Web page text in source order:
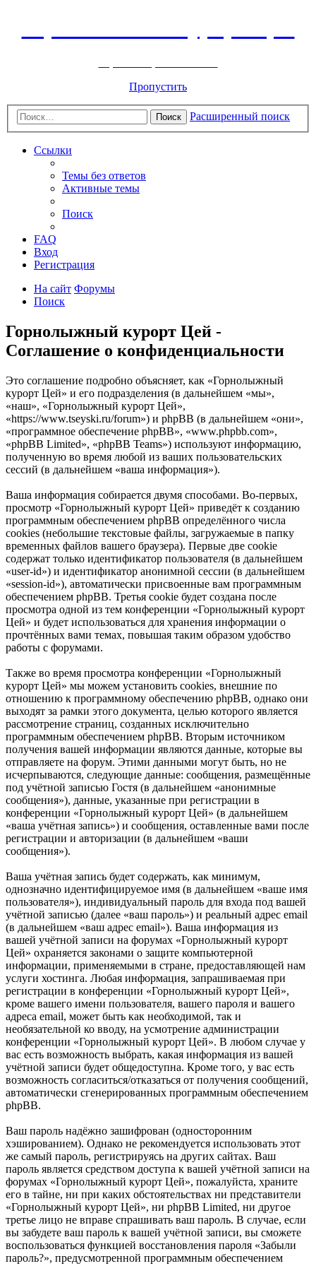
Пропустить
Поиск Расширенный поиск
Ссылки
Темы без ответов
Активные темы
Поиск
FAQ
Вход
Регистрация
На сайт Форумы
Поиск
Горнолыжный курорт Цей -
Соглашение о конфиденциальности
Это соглашение подробно объясняет, как «Горнолыжный
курорт Цей» и его подразделения (в дальнейшем «мы»,
«наш», «Горнолыжный курорт Цей»,
«https://www.tseyski.ru/forum») и phpBB (в дальнейшем «они»,
«программное обеспечение phpBB», «www.phpbb.com»,
«phpBB Limited», «phpBB Teams») используют информацию,
полученную во время любой из ваших пользовательских
сессий (в дальнейшем «ваша информация»).
Ваша информация собирается двумя способами. Во-первых,
просмотр «Горнолыжный курорт Цей» приведёт к созданию
программным обеспечением phpBB определённого числа
cookies (небольшие текстовые файлы, загружаемые в папку
временных файлов вашего браузера). Первые две cookie
содержат только идентификатор пользователя (в дальнейшем
«user-id») и идентификатор анонимной сессии (в дальнейшем
«session-id»), автоматически присвоенные вам программным
обеспечением phpBB. Третья cookie будет создана после
просмотра одной из тем конференции «Горнолыжный курорт
Цей» и будет использоваться для хранения информации о
прочтённых вами темах, повышая таким образом удобство
работы с форумами.
Также во время просмотра конференции «Горнолыжный
курорт Цей» мы можем установить cookies, внешние по
отношению к программному обеспечению phpBB, однако они
выходят за рамки этого документа, целью которого является
рассмотрение страниц, созданных исключительно
программным обеспечением phpBB. Вторым источником
получения вашей информации являются данные, которые вы
отправляете на форум. Этими данными могут быть, но не
исчерпываются, следующие данные: сообщения, размещённые
под учётной записью Гостя (в дальнейшем «анонимные
сообщения»), данные, указанные при регистрации в
конференции «Горнолыжный курорт Цей» (в дальнейшем
«ваша учётная запись») и сообщения, оставленные вами после
регистрации и авторизации (в дальнейшем «ваши
сообщения»).
Ваша учётная запись будет содержать, как минимум,
однозначно идентифицируемое имя (в дальнейшем «ваше имя
пользователя»), индивидуальный пароль для входа под вашей
учётной записью (далее «ваш пароль») и реальный адрес email
(в дальнейшем «ваш адрес email»). Ваша информация из
вашей учётной записи на форумах «Горнолыжный курорт
Цей» охраняется законами о защите компьютерной
информации, применяемыми в стране, предоставляющей нам
услуги хостинга. Любая информация, запрашиваемая при
регистрации в конференции «Горнолыжный курорт Цей»,
кроме вашего имени пользователя, вашего пароля и вашего
адреса email, может быть как необходимой, так и
необязательной ко вводу, на усмотрение администрации
конференции «Горнолыжный курорт Цей». В любом случае у
вас есть возможность выбрать, какая информация из вашей
учётной записи будет общедоступна. Кроме того, у вас есть
возможность согласиться/отказаться от получения сообщений,
автоматически сгенерированных программным обеспечением
phpBB.
Ваш пароль надёжно зашифрован (односторонним
хэшированием). Однако не рекомендуется использовать этот
же самый пароль, регистрируясь на других сайтах. Ваш
пароль является средством доступа к вашей учётной записи на
форумах «Горнолыжный курорт Цей», пожалуйста, храните
его в тайне, ни при каких обстоятельствах ни представители
«Горнолыжный курорт Цей», ни phpBB Limited, ни другое
третье лицо не вправе спрашивать ваш пароль. В случае, если
вы забудете ваш пароль к вашей учётной записи, вы сможете
воспользоваться функцией восстановления пароля «Забыли
пароль?», предусмотренной программным обеспечением